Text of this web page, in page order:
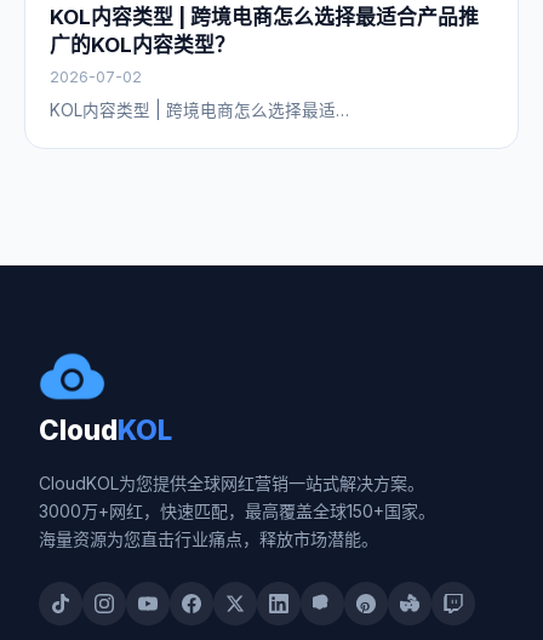
KOL内容类型 | 跨境电商怎么选择最适合产品推
广的KOL内容类型？
2026-07-02
KOL内容类型 | 跨境电商怎么选择最适…
CloudKOL
CloudKOL为您提供全球网红营销一站式解决方案。
3000万+网红，快速匹配，最高覆盖全球150+国家。
海量资源为您直击行业痛点，释放市场潜能。